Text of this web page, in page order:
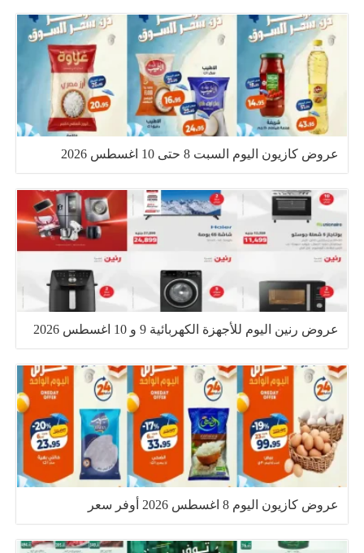
عروض كازيون اليوم السبت 8 حتى 10 اغسطس 2026
عروض رنين اليوم للأجهزة الكهربائية 9 و 10 اغسطس 2026
عروض كازيون اليوم 8 اغسطس 2026 أوفر سعر